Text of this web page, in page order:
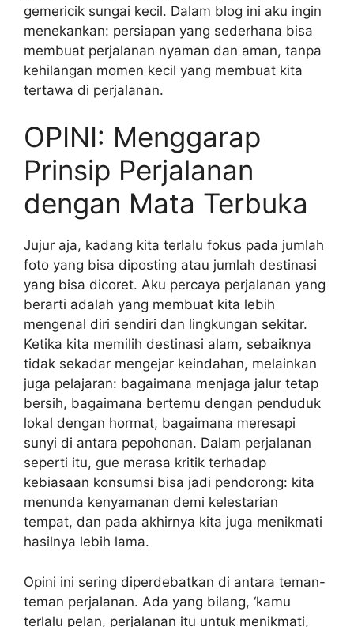
gemericik sungai kecil. Dalam blog ini aku ingin
menekankan: persiapan yang sederhana bisa
membuat perjalanan nyaman dan aman, tanpa
kehilangan momen kecil yang membuat kita
tertawa di perjalanan.
OPINI: Menggarap
Prinsip Perjalanan
dengan Mata Terbuka
Jujur aja, kadang kita terlalu fokus pada jumlah
foto yang bisa diposting atau jumlah destinasi
yang bisa dicoret. Aku percaya perjalanan yang
berarti adalah yang membuat kita lebih
mengenal diri sendiri dan lingkungan sekitar.
Ketika kita memilih destinasi alam, sebaiknya
tidak sekadar mengejar keindahan, melainkan
juga pelajaran: bagaimana menjaga jalur tetap
bersih, bagaimana bertemu dengan penduduk
lokal dengan hormat, bagaimana meresapi
sunyi di antara pepohonan. Dalam perjalanan
seperti itu, gue merasa kritik terhadap
kebiasaan konsumsi bisa jadi pendorong: kita
menunda kenyamanan demi kelestarian
tempat, dan pada akhirnya kita juga menikmati
hasilnya lebih lama.
Opini ini sering diperdebatkan di antara teman-
teman perjalanan. Ada yang bilang, ‘kamu
terlalu pelan, perjalanan itu untuk menikmati,